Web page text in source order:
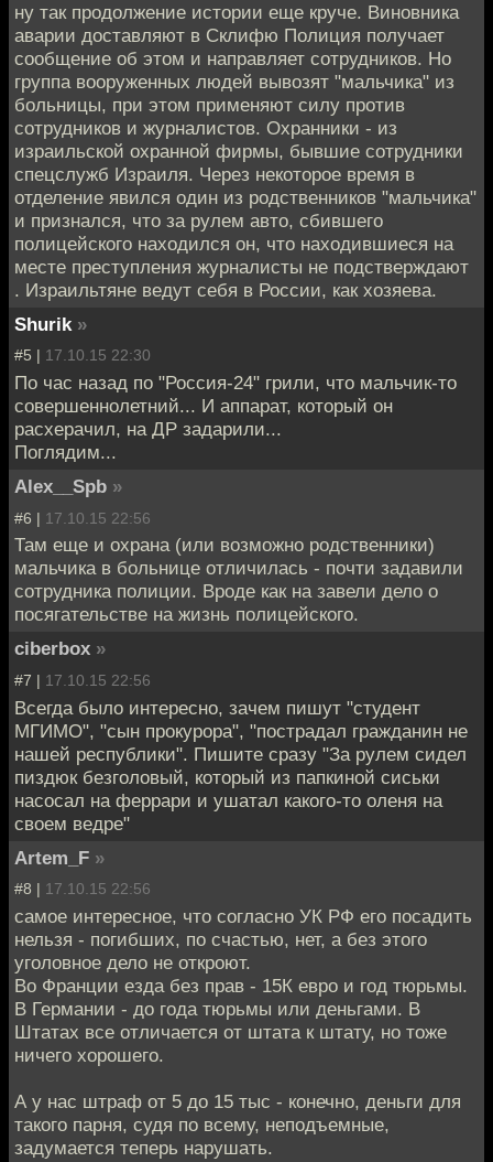
ну так продолжение истории еще круче. Виновника
аварии доставляют в Склифю Полиция получает
сообщение об этом и направляет сотрудников. Но
группа вооруженных людей вывозят "мальчика" из
больницы, при этом применяют силу против
сотрудников и журналистов. Охранники - из
израильской охранной фирмы, бывшие сотрудники
спецслужб Израиля. Через некоторое время в
отделение явился один из родственников "мальчика"
и признался, что за рулем авто, сбившего
полицейского находился он, что находившиеся на
месте преступления журналисты не подстверждают
. Израильтяне ведут себя в России, как хозяева.
Shurik »
#5 | 17.10.15 22:30
По час назад по "Россия-24" грили, что мальчик-то
совершеннолетний... И аппарат, который он
расхерачил, на ДР задарили...
Поглядим...
Alex__Spb »
#6 | 17.10.15 22:56
Там еще и охрана (или возможно родственники)
мальчика в больнице отличилась - почти задавили
сотрудника полиции. Вроде как на завели дело о
посягательстве на жизнь полицейского.
ciberbox »
#7 | 17.10.15 22:56
Всегда было интересно, зачем пишут "студент
МГИМО", "сын прокурора", "пострадал гражданин не
нашей республики". Пишите сразу "За рулем сидел
пиздюк безголовый, который из папкиной сиськи
насосал на феррари и ушатал какого-то оленя на
своем ведре"
Artem_F »
#8 | 17.10.15 22:56
самое интересное, что согласно УК РФ его посадить
нельзя - погибших, по счастью, нет, а без этого
уголовное дело не откроют.
Во Франции езда без прав - 15К евро и год тюрьмы.
В Германии - до года тюрьмы или деньгами. В
Штатах все отличается от штата к штату, но тоже
ничего хорошего.
А у наc штраф от 5 до 15 тыс - конечно, деньги для
такого парня, судя по всему, неподъемные,
задумается теперь нарушать.